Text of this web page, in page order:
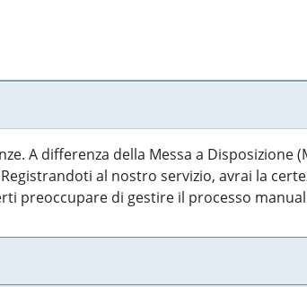
A differenza della Messa a Disposizione
al nostro servizio, avrai la
preoccupare di gestire il processo